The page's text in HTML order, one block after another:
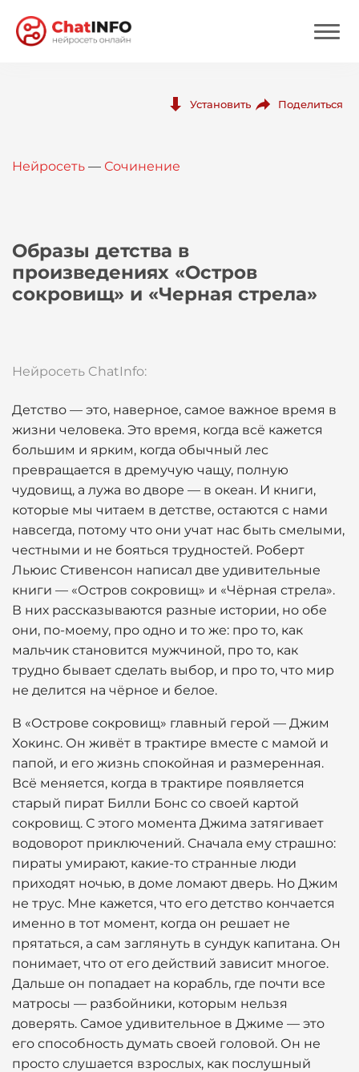
Вход
Установить Поделиться
Нейросеть — Сочинение
Образы детства в
произведениях «Остров
сокровищ» и «Черная стрела»
Нейросеть ChatInfo:
Детство — это, наверное, самое важное время в
жизни человека. Это время, когда всё кажется
большим и ярким, когда обычный лес
превращается в дремучую чащу, полную
чудовищ, а лужа во дворе — в океан. И книги,
которые мы читаем в детстве, остаются с нами
навсегда, потому что они учат нас быть смелыми,
честными и не бояться трудностей. Роберт
Льюис Стивенсон написал две удивительные
книги — «Остров сокровищ» и «Чёрная стрела».
В них рассказываются разные истории, но обе
они, по-моему, про одно и то же: про то, как
мальчик становится мужчиной, про то, как
трудно бывает сделать выбор, и про то, что мир
не делится на чёрное и белое.
В «Острове сокровищ» главный герой — Джим
Хокинс. Он живёт в трактире вместе с мамой и
папой, и его жизнь спокойная и размеренная.
Всё меняется, когда в трактире появляется
старый пират Билли Бонс со своей картой
сокровищ. С этого момента Джима затягивает
водоворот приключений. Сначала ему страшно:
пираты умирают, какие-то странные люди
приходят ночью, в доме ломают дверь. Но Джим
не трус. Мне кажется, что его детство кончается
именно в тот момент, когда он решает не
прятаться, а сам заглянуть в сундук капитана. Он
понимает, что от его действий зависит многое.
Дальше он попадает на корабль, где почти все
матросы — разбойники, которым нельзя
доверять. Самое удивительное в Джиме — это
его способность думать своей головой. Он не
просто слушается взрослых, как послушный